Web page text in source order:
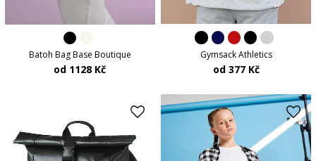
Batoh Bag Base Boutique
od 1128 Kč
Gymsack Athletics
od 377 Kč